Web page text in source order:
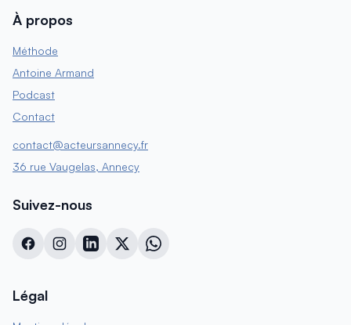
À propos
Méthode
Antoine Armand
Podcast
Contact
contact@acteursannecy.fr
36 rue Vaugelas, Annecy
Suivez-nous
Légal